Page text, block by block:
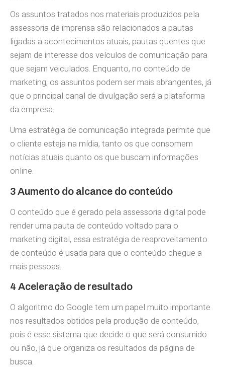
Os assuntos tratados nos materiais produzidos pela
assessoria de imprensa são relacionados a pautas
ligadas a acontecimentos atuais, pautas quentes que
sejam de interesse dos veículos de comunicação para
que sejam veiculados. Enquanto, no conteúdo de
marketing, os assuntos podem ser mais abrangentes, já
que o principal canal de divulgação será a plataforma
da empresa.
Uma estratégia de comunicação integrada permite que
o cliente esteja na mídia, tanto os que consomem
notícias atuais quanto os que buscam informações
online.
3 Aumento do alcance do conteúdo
O conteúdo que é gerado pela assessoria digital pode
render uma pauta de conteúdo voltado para o
marketing digital, essa estratégia de reaproveitamento
de conteúdo é usada para que o conteúdo chegue a
mais pessoas.
4 Aceleração de resultado
O algoritmo do Google tem um papel muito importante
nos resultados obtidos pela produção de conteúdo,
pois é esse sistema que decide o que será consumido
ou não, já que organiza os resultados da página de
busca.